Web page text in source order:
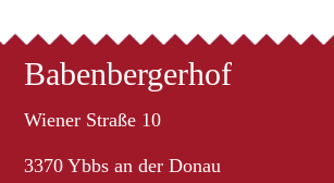
Babenbergerhof
Wiener Straße 10
3370 Ybbs an der Donau